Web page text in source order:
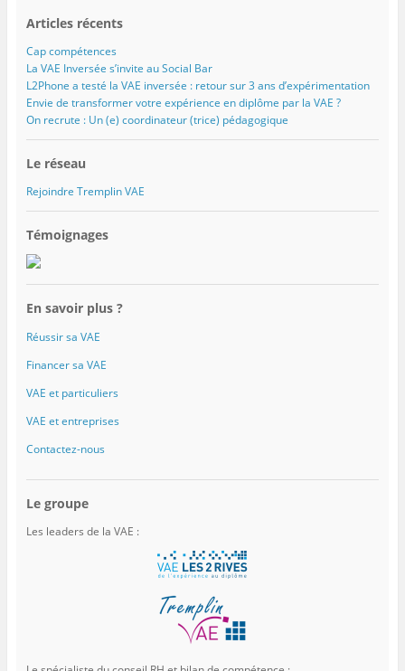
Articles récents
Cap compétences
La VAE Inversée s’invite au Social Bar
L2Phone a testé la VAE inversée : retour sur 3 ans d’expérimentation
Envie de transformer votre expérience en diplôme par la VAE ?
On recrute : Un (e) coordinateur (trice) pédagogique
Le réseau
Rejoindre Tremplin VAE
Témoignages
En savoir plus ?
Réussir sa VAE
Financer sa VAE
VAE et particuliers
VAE et entreprises
Contactez-nous
Le groupe
Les leaders de la VAE :